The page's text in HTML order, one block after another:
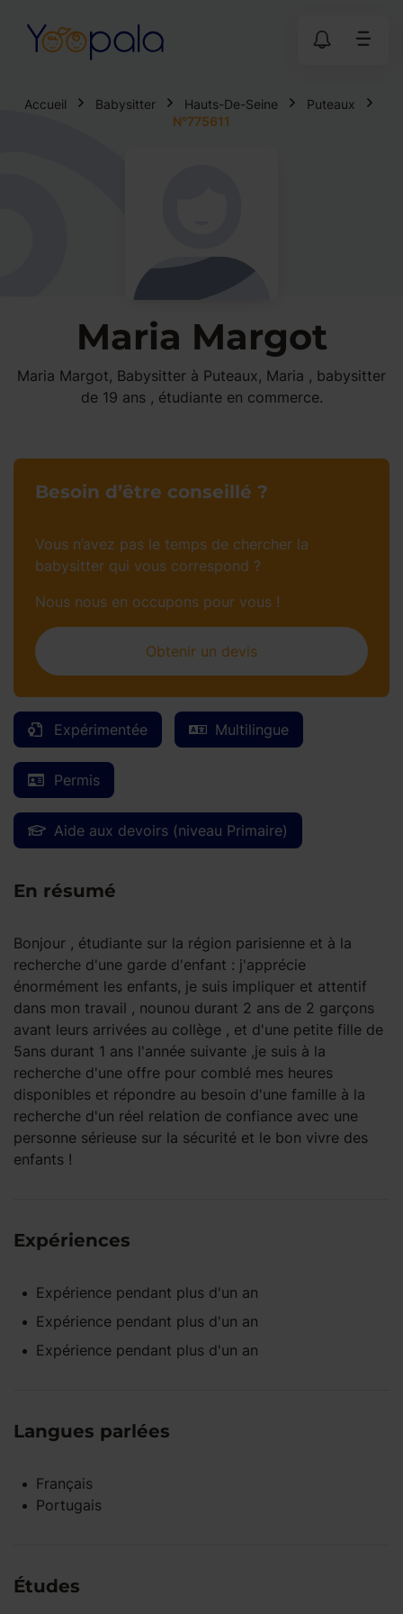
Accueil Babysitter Hauts-De-Seine
Puteaux
N°775611
Maria Margot
Maria Margot, Babysitter à Puteaux, Maria , babysitter
de 19 ans , étudiante en commerce.
Expérimentée Multilingue
Permis
Aide aux devoirs (niveau Primaire)
En résumé
Bonjour , étudiante sur la région parisienne et à la
recherche d'une garde d'enfant : j'apprécie
énormément les enfants, je suis impliquer et attentif
dans mon travail , nounou durant 2 ans de 2 garçons
avant leurs arrivées au collège , et d'une petite fille de
5ans durant 1 ans l'année suivante ,je suis à la
recherche d'une offre pour comblé mes heures
disponibles et répondre au besoin d'une famille à la
recherche d'un réel relation de confiance avec une
personne sérieuse sur la sécurité et le bon vivre des
enfants !
Expériences
Expérience pendant plus d'un an
Expérience pendant plus d'un an
Expérience pendant plus d'un an
Langues parlées
Français
Portugais
Études
Besoin d’être conseillé ?
Vous n’avez pas le temps de chercher la
babysitter qui vous correspond ?
Nous nous en occupons pour vous !
Obtenir un devis